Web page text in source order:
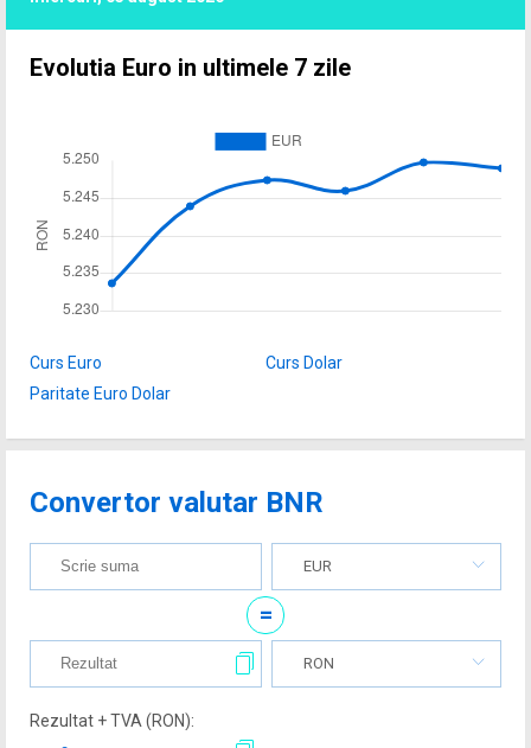
Evolutia Euro in ultimele 7 zile
Curs Euro
Curs Dolar
Paritate Euro Dolar
Convertor valutar BNR
EUR
=
RON
Rezultat + TVA (RON):